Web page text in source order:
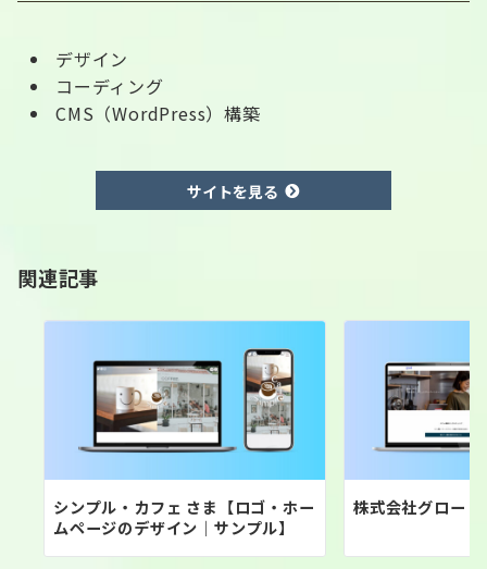
デザイン
コーディング
CMS（WordPress）構築
サイトを見る
関連記事
シンプル・カフェ さま【ロゴ・ホー
ムページのデザイン｜サンプル】
株式会社グロード